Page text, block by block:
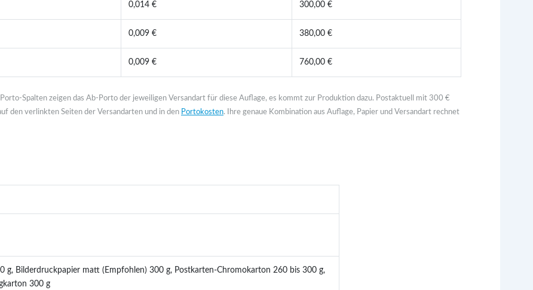
0,014 € 300,00 €
0,009 € 380,00 €
0,009 € 760,00 €
Spalten zeigen das Ab-Porto der jeweiligen Versandart für diese Auflage, es kommt zur Produktion dazu. Postaktuell mit 300 €
den verlinkten Seiten der Versandarten und in den Portokosten. Ihre genaue Kombination aus Auflage, Papier und Versandart rechnet
g, Bilderdruckpapier matt (Empfohlen) 300 g, Postkarten-Chromokarton 260 bis 300 g,
300 g